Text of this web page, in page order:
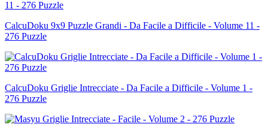
CalcuDoku 9x9 Puzzle Grandi - Da Facile a Difficile - Volume 11 -
276 Puzzle
CalcuDoku Griglie Intrecciate - Da Facile a Difficile - Volume 1 -
276 Puzzle